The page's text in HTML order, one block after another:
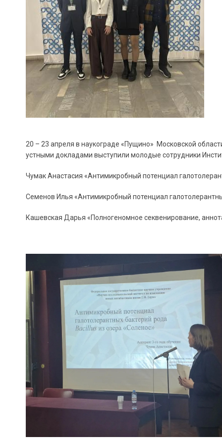
20 – 23 апреля в наукограде «Пущино» Московской
устными докладами выступили молодые сотрудники
Чумак Анастасия «Антимикробный потенциал
Семенов Илья «Антимикробный потенциал
Кашевская Дарья «Полногеномное секвенирование,